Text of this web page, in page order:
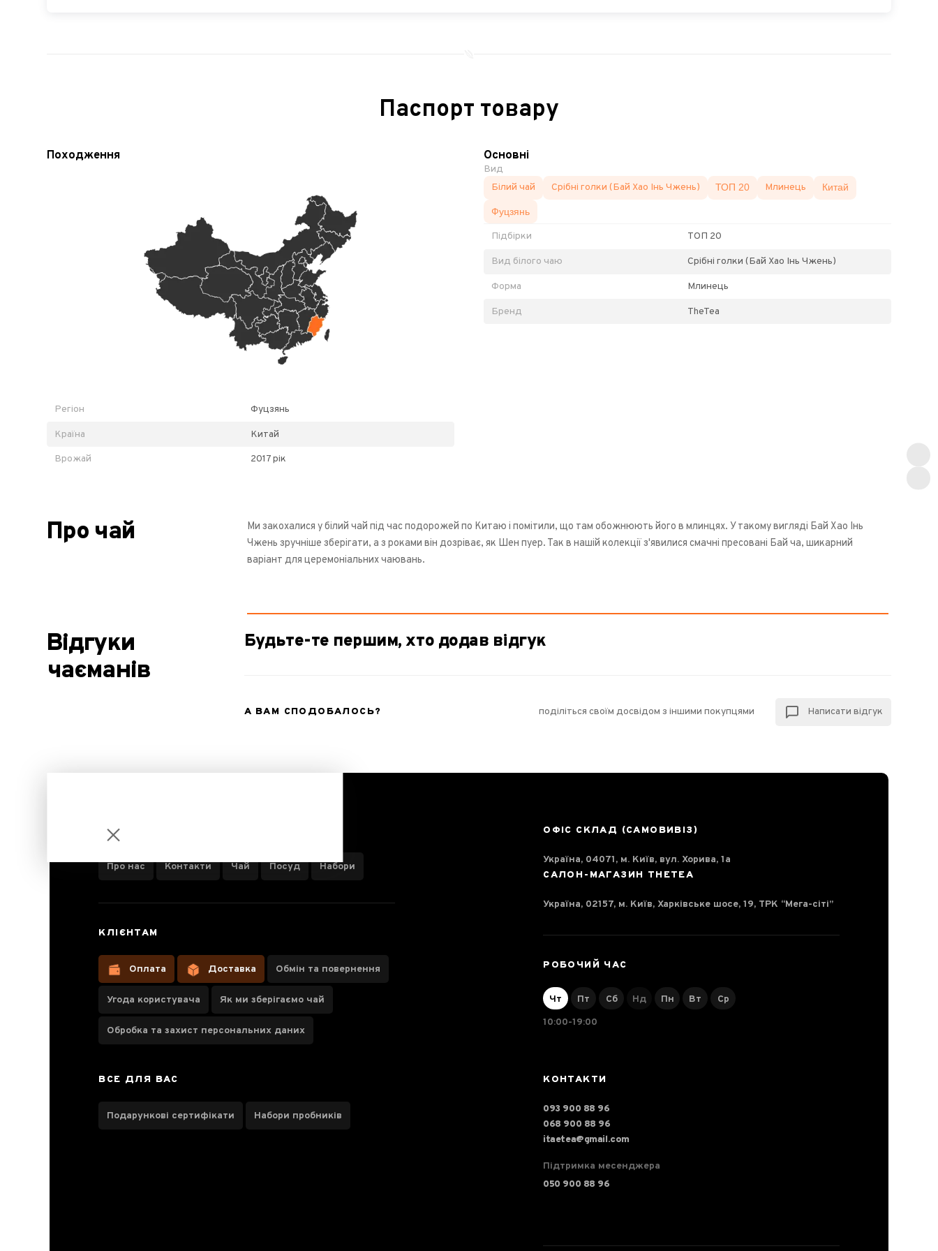
Паспорт товару
Походження
Регіон Фуцзянь
Країна Китай
Врожай 2017 рік
Основні
Вид
Білий чай
Срібні голки (Бай Хао Інь Чжень) ТОП 20 Млинець Китай
Фуцзянь
Підбірки ТОП 20
Вид білого чаю Срібні голки (Бай Хао Інь Чжень)
Форма Млинець
Бренд TheTea
Про чай
Ми закохалися у білий чай під час подорожей по Китаю і помітили, що там обожнюють його в млинцях. У такому вигляді Бай Хао Інь
Чжень зручніше зберігати, а з роками він дозріває, як Шен пуер. Так в нашій колекції з'явилися смачні пресовані Бай ча, шикарний
варіант для церемоніальних чаювань.
Відгуки
чаєманів
Будьте-те першим, хто додав відгук
А ВАМ СПОДОБАЛОСЬ? поділіться своїм досвідом з іншими покупцями Написати відгук
ворсом Бай
Хао Інь
Чжень, 2017
рік
ІНФОРМАЦІЯ ПРО КОМПАНІЮ
Про нас Контакти Чай Посуд Набори
КЛІЄНТАМ
Оплата Доставка Обмін та повернення
Угода користувача Як ми зберігаємо чай
Обробка та захист персональних даних
ОФІС СКЛАД (САМОВИВІЗ)
Україна, 04071, м. Київ, вул. Хорива, 1а
САЛОН-МАГАЗИН THETEA
Україна, 02157, м. Київ, Харківське шосе, 19, ТРК “Мега-сіті”
РОБОЧИЙ ЧАС
Чт Пт Сб Нд Пн Вт
Ср
10:00-19:00
ВСЕ ДЛЯ ВАС
Подарункові сертифікати Набори пробників
КОНТАКТИ
093 900 88 96
068 900 88 96
itaetea@gmail.com
Підтримка месенджера
050 900 88 96